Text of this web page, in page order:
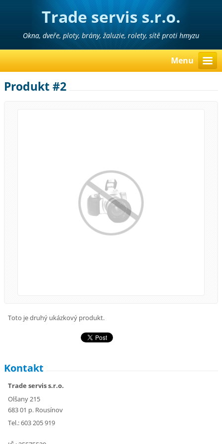
Trade servis s.r.o.
Okna, dveře, ploty, brány, žaluzie, rolety, sítě proti hmyzu
Menu
Produkt #2
Toto je druhý ukázkový produkt.
Kontakt
Trade servis s.r.o.
Olšany 215
683 01 p. Rousínov
Tel.: 603 205 919